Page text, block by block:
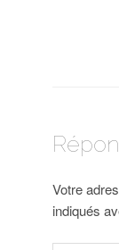
Votre
indiqués